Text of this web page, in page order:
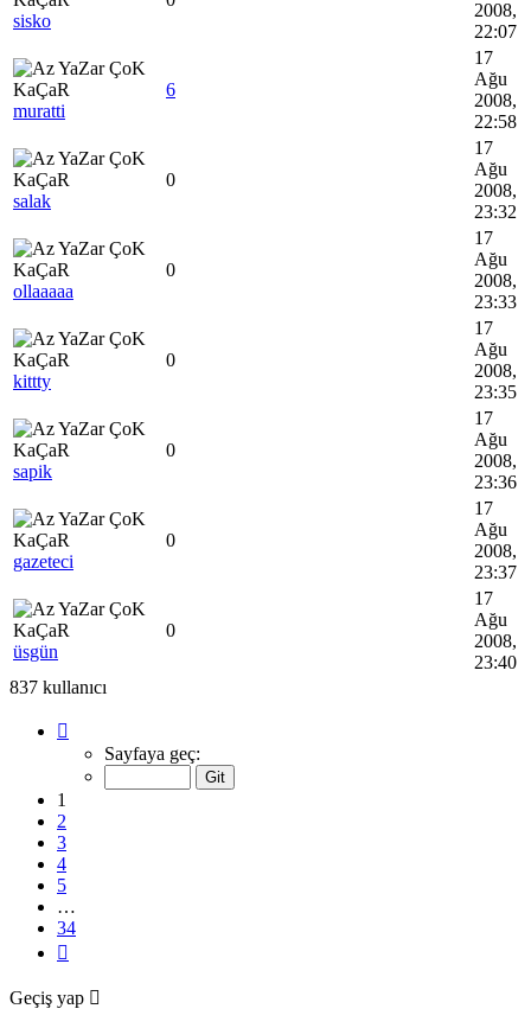
sisko
2008,
22:07
muratti
6
17
Ağu
2008,
22:58
salak
0
17
Ağu
2008,
23:32
ollaaaaa
0
17
Ağu
2008,
23:33
kittty
0
17
Ağu
2008,
23:35
sapik
0
17
Ağu
2008,
23:36
gazeteci
0
17
Ağu
2008,
23:37
üsgün
0
17
Ağu
2008,
23:40
837 kullanıcı
sayfa
(Toplam
Sayfaya geç:
1
2
3
4
5
…
34
Geçiş yap